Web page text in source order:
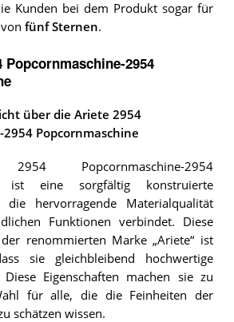
Kunden bei dem Produkt sogar für
fünf Sternen.
Popcornmaschine-2954
über die Ariete 2954
Popcornmaschine
Popcornmaschine-2954
ist eine sorgfältig konstruierte
die hervorragende Materialqualität
Funktionen verbindet. Diese
renommierten Marke „Ariete“ ist
sie gleichbleibend hochwertige
Diese Eigenschaften machen sie zu
für alle, die die Feinheiten der
schätzen wissen.